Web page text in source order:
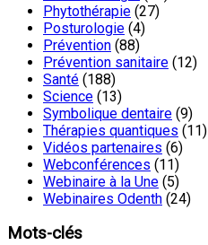
Phytothérapie (27)
Posturologie (4)
Prévention (88)
Prévention sanitaire (12)
Santé (188)
Science (13)
Symbolique dentaire (9)
Thérapies quantiques (11)
Vidéos partenaires (6)
Webconférences (11)
Webinaire à la Une (5)
Webinaires Odenth (24)
Mots-clés